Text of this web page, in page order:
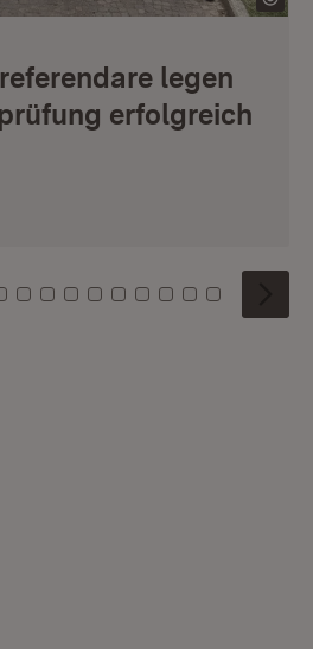
legen
erfolgreich
1 2 3
Kachel: 4
Zu Kachel: 5
Zu Kachel: 6
Zu Kachel: 7
Zu Kachel: 8
Zu Kachel: 9
Zu Kachel: 10
Zu Kachel: 11
Zu Kachel: 12
Zu Kachel:
Zu